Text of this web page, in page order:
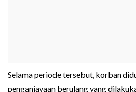
Selama periode tersebut, korban
penganiayaan berulang yang